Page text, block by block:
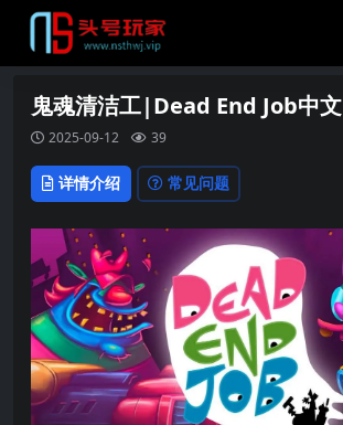
鬼魂清洁工|Dead End Job中文
2025-09-12 39
详情介绍 常见问题